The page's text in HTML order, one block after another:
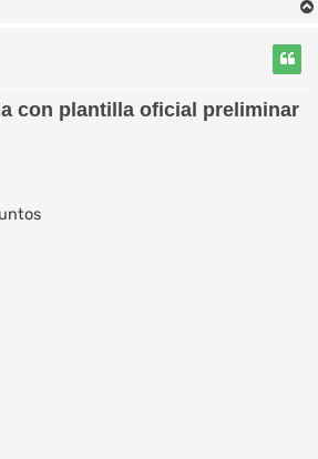
con plantilla oficial preliminar